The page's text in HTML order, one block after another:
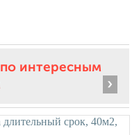
интересным
›